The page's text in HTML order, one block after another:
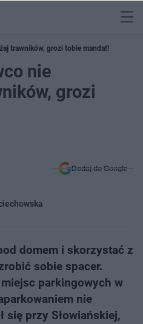
trawników, grozi tobie mandat!
nie
grozi
Dodaj do Google
domem i skorzystać z
sobie spacer.
parkingowych w
nie
się przy Słowiańskiej,